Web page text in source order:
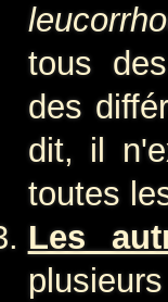
tous
des
dit, il
toutes
Les
plusieurs